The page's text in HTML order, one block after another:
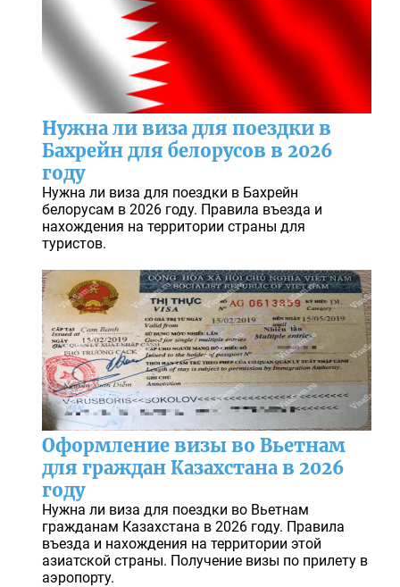
Нужна ли виза для поездки в
Бахрейн для белорусов в 2026
году
Нужна ли виза для поездки в Бахрейн
белорусам в 2026 году. Правила въезда и
нахождения на территории страны для
туристов.
Оформление визы во Вьетнам
для граждан Казахстана в 2026
году
Нужна ли виза для поездки во Вьетнам
гражданам Казахстана в 2026 году. Правила
въезда и нахождения на территории этой
азиатской страны. Получение визы по прилету в
аэропорту.